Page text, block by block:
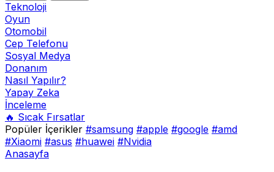
Teknoloji
Oyun
Otomobil
Cep Telefonu
Sosyal Medya
Donanım
Nasıl Yapılır?
Yapay Zeka
İnceleme
🔥 Sıcak Fırsatlar
Popüler İçerikler #samsung #apple #google #amd
#Xiaomi #asus #huawei #Nvidia
Anasayfa